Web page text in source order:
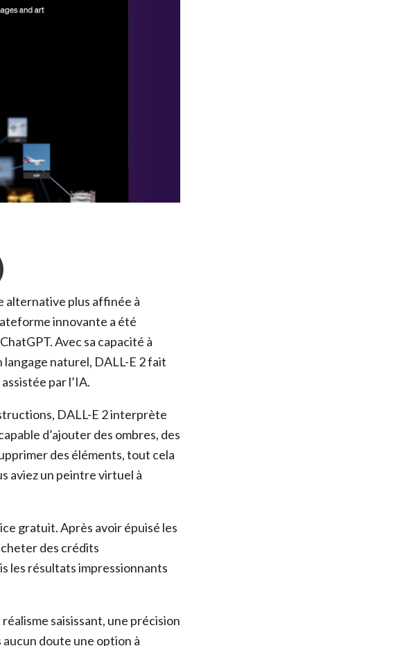
alternative plus affinée à
innovante a été
Avec sa capacité à
naturel, DALL-E 2 fait
par l’IA.
DALL-E 2 interprète
d’ajouter des ombres, des
des éléments, tout cela
aviez un peintre virtuel à
gratuit. Après avoir épuisé les
des crédits
les résultats impressionnants
saisissant, une précision
doute une option à